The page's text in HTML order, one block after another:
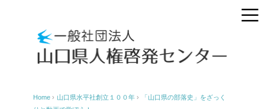
Home › 山口県水平社創立１００年 ›
「山口県の部落史」をざっく